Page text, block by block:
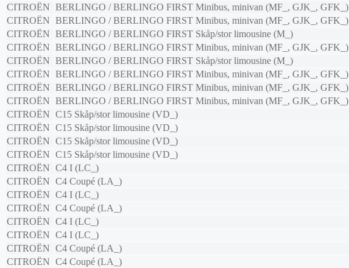
CITROËN BERLINGO / BERLINGO FIRST Minibus, minivan (MF_, GJK_, GFK_)
CITROËN BERLINGO / BERLINGO FIRST Minibus, minivan (MF_, GJK_, GFK_)
CITROËN BERLINGO / BERLINGO FIRST Skåp/stor limousine (M_)
CITROËN BERLINGO / BERLINGO FIRST Minibus, minivan (MF_, GJK_, GFK_)
CITROËN BERLINGO / BERLINGO FIRST Skåp/stor limousine (M_)
CITROËN BERLINGO / BERLINGO FIRST Minibus, minivan (MF_, GJK_, GFK_)
CITROËN BERLINGO / BERLINGO FIRST Minibus, minivan (MF_, GJK_, GFK_)
CITROËN BERLINGO / BERLINGO FIRST Minibus, minivan (MF_, GJK_, GFK_)
CITROËN C15 Skåp/stor limousine (VD_)
CITROËN C15 Skåp/stor limousine (VD_)
CITROËN C15 Skåp/stor limousine (VD_)
CITROËN C15 Skåp/stor limousine (VD_)
CITROËN C4 I (LC_)
CITROËN C4 Coupé (LA_)
CITROËN C4 I (LC_)
CITROËN C4 Coupé (LA_)
CITROËN C4 I (LC_)
CITROËN C4 I (LC_)
CITROËN C4 Coupé (LA_)
CITROËN C4 Coupé (LA_)